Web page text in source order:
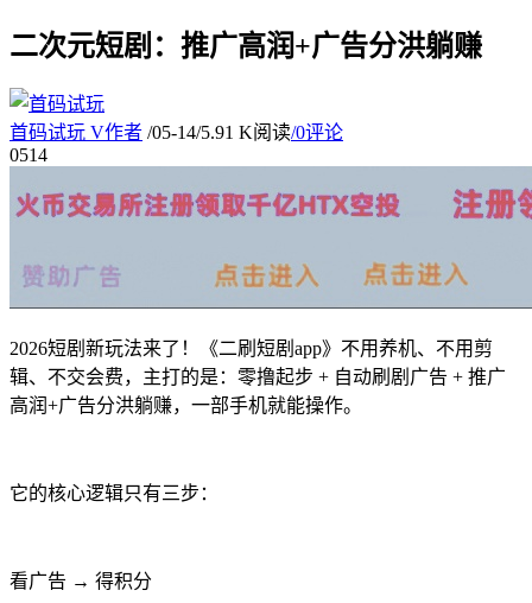
二次元短剧：推广高润+广告分洪躺赚
首码试玩 V作者 /05-14/5.91 K阅读/0评论
0514
2026短剧新玩法来了！《二刷短剧app》不用养机、不用剪
辑、不交会费，主打的是：零撸起步 + 自动刷剧广告 + 推广
高润+广告分洪躺赚，一部手机就能操作。
它的核心逻辑只有三步：
看广告 → 得积分